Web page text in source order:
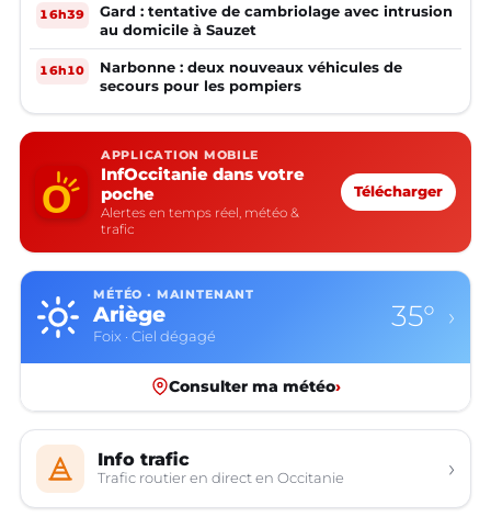
16h39
Gard : tentative de cambriolage avec intrusion
au domicile à Sauzet
16h10
Narbonne : deux nouveaux véhicules de
secours pour les pompiers
APPLICATION MOBILE
InfOccitanie dans votre
poche
Alertes en temps réel, météo &
trafic
Télécharger
MÉTÉO · MAINTENANT
Ariège
Foix · Ciel dégagé
35° ›
Consulter ma météo›
Info trafic
Trafic routier en direct en Occitanie ›